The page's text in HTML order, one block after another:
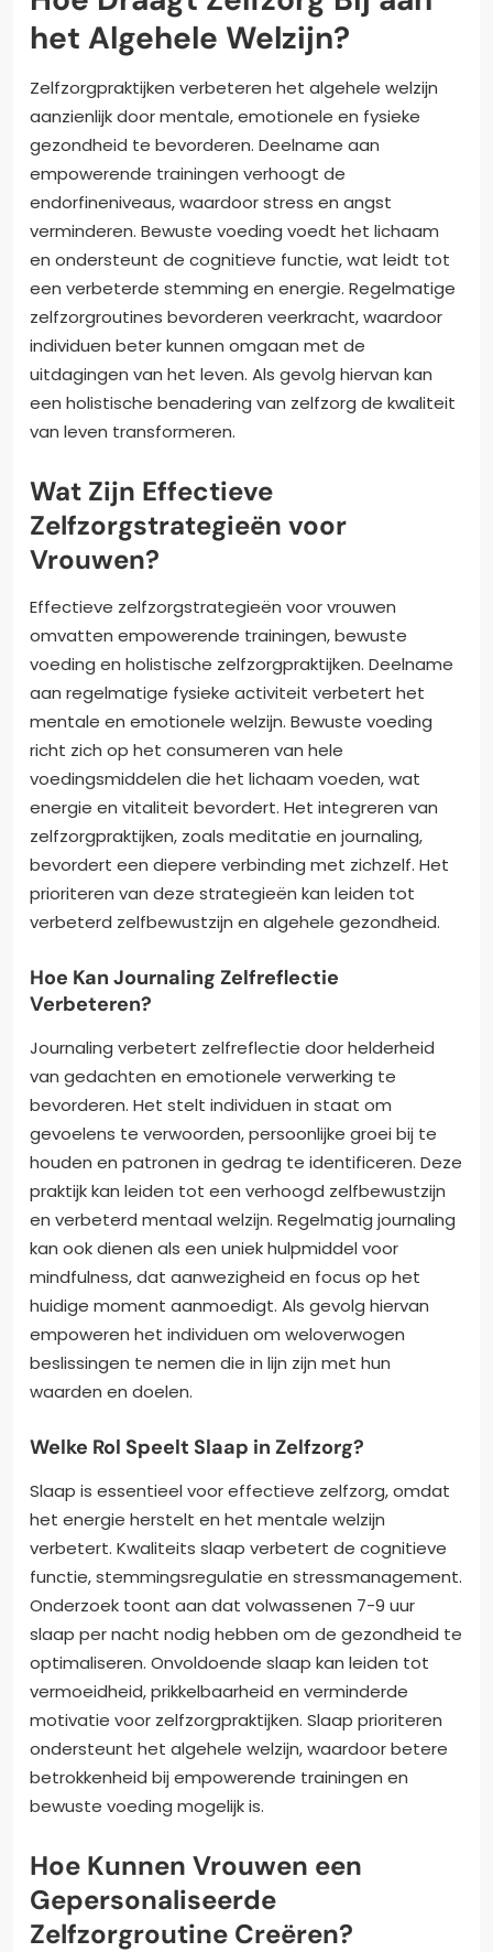
het Algehele Welzijn?
Zelfzorgpraktijken verbeteren het algehele welzijn
aanzienlijk door mentale, emotionele en fysieke
gezondheid te bevorderen. Deelname aan
empowerende trainingen verhoogt de
endorfineniveaus, waardoor stress en angst
verminderen. Bewuste voeding voedt het lichaam
en ondersteunt de cognitieve functie, wat leidt tot
een verbeterde stemming en energie. Regelmatige
zelfzorgroutines bevorderen veerkracht, waardoor
individuen beter kunnen omgaan met de
uitdagingen van het leven. Als gevolg hiervan kan
een holistische benadering van zelfzorg de kwaliteit
van leven transformeren.
Wat Zijn Effectieve
Zelfzorgstrategieën voor
Vrouwen?
Effectieve zelfzorgstrategieën voor vrouwen
omvatten empowerende trainingen, bewuste
voeding en holistische zelfzorgpraktijken. Deelname
aan regelmatige fysieke activiteit verbetert het
mentale en emotionele welzijn. Bewuste voeding
richt zich op het consumeren van hele
voedingsmiddelen die het lichaam voeden, wat
energie en vitaliteit bevordert. Het integreren van
zelfzorgpraktijken, zoals meditatie en journaling,
bevordert een diepere verbinding met zichzelf. Het
prioriteren van deze strategieën kan leiden tot
verbeterd zelfbewustzijn en algehele gezondheid.
Hoe Kan Journaling Zelfreflectie
Verbeteren?
Journaling verbetert zelfreflectie door helderheid
van gedachten en emotionele verwerking te
bevorderen. Het stelt individuen in staat om
gevoelens te verwoorden, persoonlijke groei bij te
houden en patronen in gedrag te identificeren. Deze
praktijk kan leiden tot een verhoogd zelfbewustzijn
en verbeterd mentaal welzijn. Regelmatig journaling
kan ook dienen als een uniek hulpmiddel voor
mindfulness, dat aanwezigheid en focus op het
huidige moment aanmoedigt. Als gevolg hiervan
empoweren het individuen om weloverwogen
beslissingen te nemen die in lijn zijn met hun
waarden en doelen.
Welke Rol Speelt Slaap in Zelfzorg?
Slaap is essentieel voor effectieve zelfzorg, omdat
het energie herstelt en het mentale welzijn
verbetert. Kwaliteits slaap verbetert de cognitieve
functie, stemmingsregulatie en stressmanagement.
Onderzoek toont aan dat volwassenen 7-9 uur
slaap per nacht nodig hebben om de gezondheid te
optimaliseren. Onvoldoende slaap kan leiden tot
vermoeidheid, prikkelbaarheid en verminderde
motivatie voor zelfzorgpraktijken. Slaap prioriteren
ondersteunt het algehele welzijn, waardoor betere
betrokkenheid bij empowerende trainingen en
bewuste voeding mogelijk is.
Hoe Kunnen Vrouwen een
Gepersonaliseerde
Zelfzorgroutine Creëren?